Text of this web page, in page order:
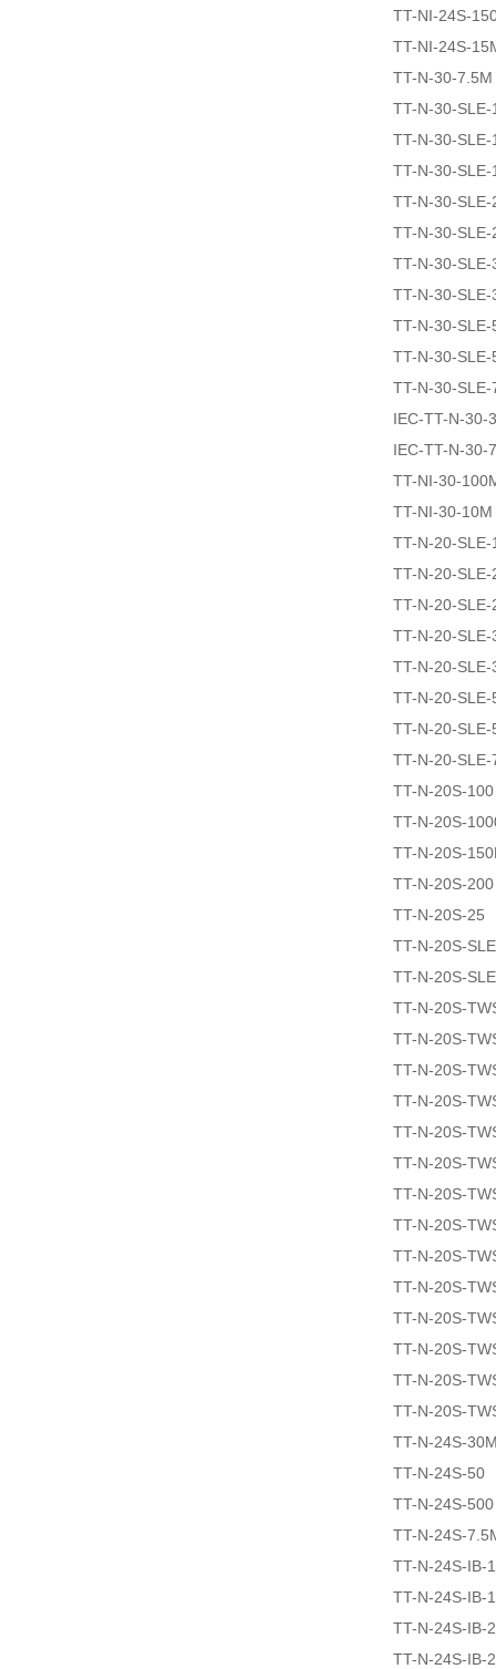
TT-NI-24S-
TT-NI-24S-
TT-N-30-7.5M
TT-N-30-SLE-
TT-N-30-SLE-
TT-N-30-SLE-
TT-N-30-SLE-
TT-N-30-SLE-
TT-N-30-SLE-
TT-N-30-SLE-
TT-N-30-SLE-
TT-N-30-SLE-
TT-N-30-SLE-
IEC-TT-N-30-
IEC-TT-N-30-
TT-NI-30-
TT-NI-30-10M
TT-N-20-SLE-
TT-N-20-SLE-
TT-N-20-SLE-
TT-N-20-SLE-
TT-N-20-SLE-
TT-N-20-SLE-
TT-N-20-SLE-
TT-N-20-SLE-
TT-N-20S-100
TT-N-20S-
TT-N-20S-
TT-N-20S-200
TT-N-20S-25
TT-N-20S-
TT-N-20S-
TT-N-20S-
TT-N-20S-
TT-N-20S-
TT-N-20S-
TT-N-20S-
TT-N-20S-
TT-N-20S-
TT-N-20S-
TT-N-20S-
TT-N-20S-
TT-N-20S-
TT-N-20S-
TT-N-20S-
TT-N-20S-
TT-N-24S-
TT-N-24S-50
TT-N-24S-500
TT-N-24S-
TT-N-24S-IB-
TT-N-24S-IB-
TT-N-24S-IB-
TT-N-24S-IB-